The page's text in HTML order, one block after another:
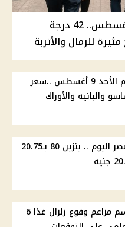
درجات الحرارة اليوم الأحد 9 أغسطس.. 42 درجة
للرمال والأتربة
أسعار الدواجن اليوم الأحد 9 أغسطس ..سعر
والبانيه والأوراك
أسعار الوقود في مصر اليوم .. بنزين 80 بـ20.75
البحوث الفلكية تحسم مزاعم وقوع زلزال غدًا 6